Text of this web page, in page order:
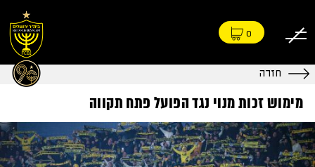
0
חזרה
מימוש זכות מנוי נגד הפועל פתח תקווה